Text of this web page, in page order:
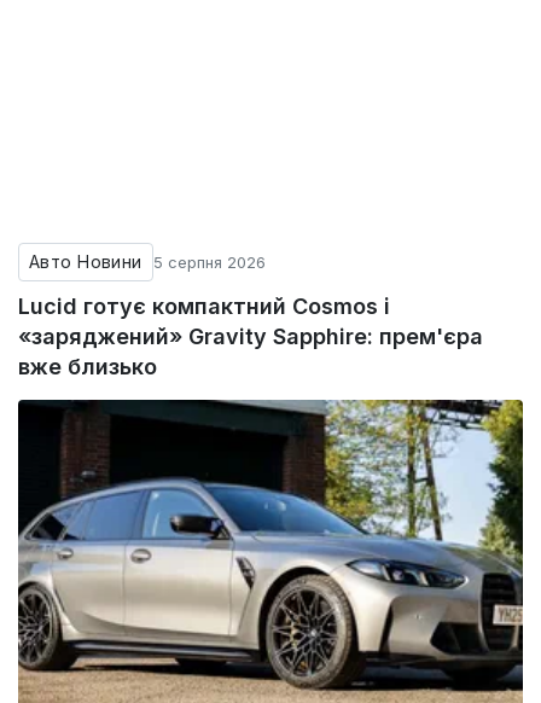
Авто Новини 5 серпня 2026
Lucid готує компактний Cosmos і
«заряджений» Gravity Sapphire: прем'єра
вже близько